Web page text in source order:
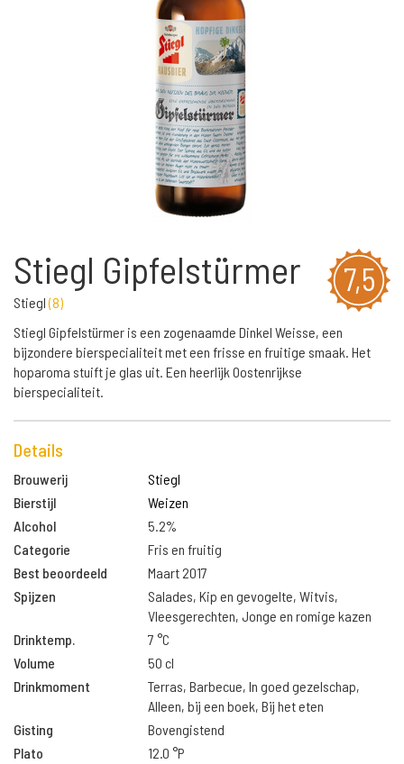
7,5
Stiegl Gipfelstürmer
Stiegl(8)
Stiegl Gipfelstürmer is een zogenaamde Dinkel Weisse, een
bijzondere bierspecialiteit met een frisse en fruitige smaak. Het
hoparoma stuift je glas uit. Een heerlijk Oostenrijkse
bierspecialiteit.
Details
Brouwerij
Stiegl
Bierstijl
Weizen
Alcohol
5.2%
Categorie
Fris en fruitig
Best beoordeeld
Maart 2017
Spijzen
Salades, Kip en gevogelte, Witvis,
Vleesgerechten, Jonge en romige kazen
Drinktemp.
7 °C
Volume
50 cl
Drinkmoment
Terras, Barbecue, In goed gezelschap,
Alleen, bij een boek, Bij het eten
Gisting
Bovengistend
Plato
12.0 °P